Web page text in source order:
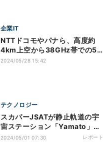
企業IT
NTTドコモやパナら、高度約
4km上空から38GHz帯での5G
通信に成功
2024/05/28 15:42
テクノロジー
スカパーJSATが静止軌道の宇
宙ステーション「Yamato」構
想を出展 - 第1回SPEXA
2024/05/01 07:30 レポート